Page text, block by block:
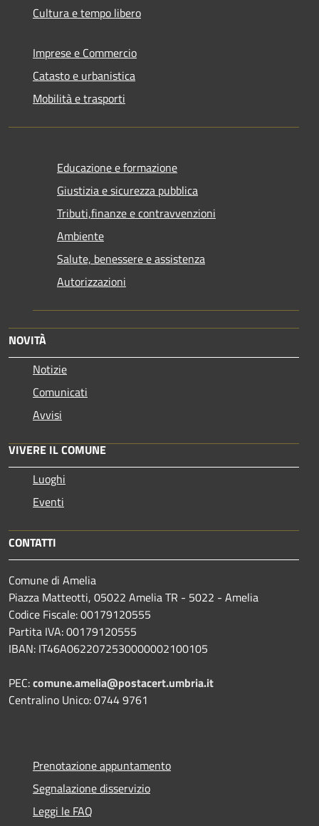
Cultura e tempo libero
Imprese e Commercio
Catasto e urbanistica
Mobilità e trasporti
Educazione e formazione
Giustizia e sicurezza pubblica
Tributi,finanze e contravvenzioni
Ambiente
Salute, benessere e assistenza
Autorizzazioni
NOVITÀ
Notizie
Comunicati
Avvisi
VIVERE IL COMUNE
Luoghi
Eventi
CONTATTI
Comune di Amelia
Piazza Matteotti, 05022 Amelia TR - 5022 - Amelia
Codice Fiscale: 00179120555
Partita IVA: 00179120555
IBAN: IT46A0622072530000002100105
PEC:comune.amelia@postacert.umbria.it
Centralino Unico: 0744 9761
Prenotazione appuntamento
Segnalazione disservizio
Leggi le FAQ